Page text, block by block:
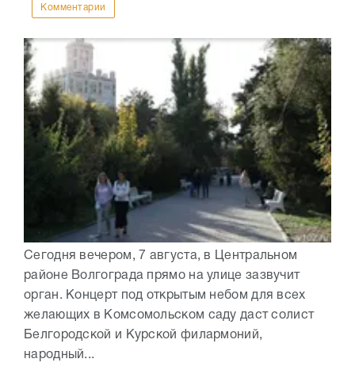
Комментарии
Сегодня вечером, 7 августа, в Центральном
районе Волгограда прямо на улице зазвучит
орган. Концерт под открытым небом для всех
желающих в Комсомольском саду даст солист
Белгородской и Курской филармоний,
народный...